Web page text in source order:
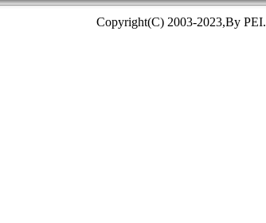
Copyright(C) 2003-2023,By PEI.